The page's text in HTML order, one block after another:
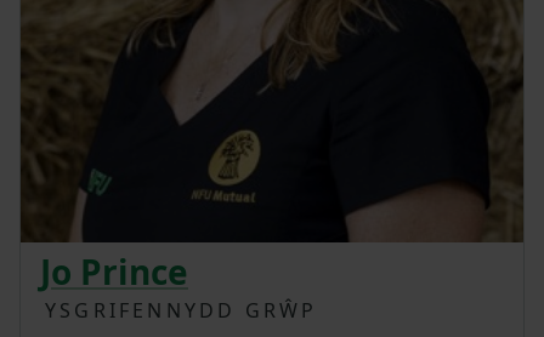
Jo Prince
YSGRIFENNYDD GRŴP